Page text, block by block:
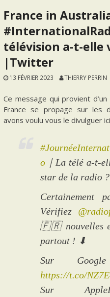
France in
télévision a-t-elle
|Twitter
13 FÉVRIER 2023 THIERRY PERRIN
Ce message qui provient
France se propage sur les
avons voulu vous le divulguer
o ｜La télé a-t-
star de la radio
Certainement
Vérifiez
🇫🇷 nouvelles
partout ! ⬇
Sur
https://t.co/
Sur